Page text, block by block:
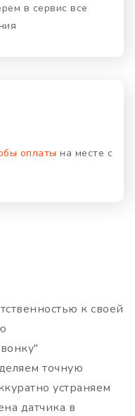
в сервис все
оплаты на месте с
к своей
точную
устраняем
датчика в